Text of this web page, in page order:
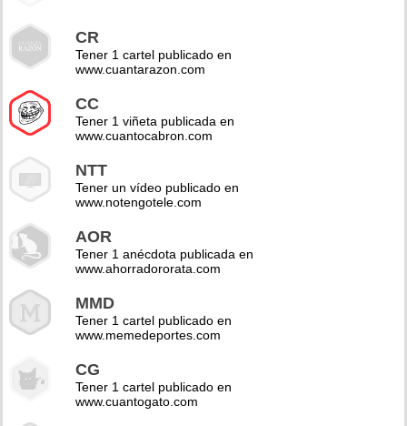
CR
Tener 1 cartel publicado en
www.cuantarazon.com
CC
Tener 1 viñeta publicada en
www.cuantocabron.com
NTT
Tener un vídeo publicado en
www.notengotele.com
AOR
Tener 1 anécdota publicada en
www.ahorradororata.com
MMD
Tener 1 cartel publicado en
www.memedeportes.com
CG
Tener 1 cartel publicado en
www.cuantogato.com